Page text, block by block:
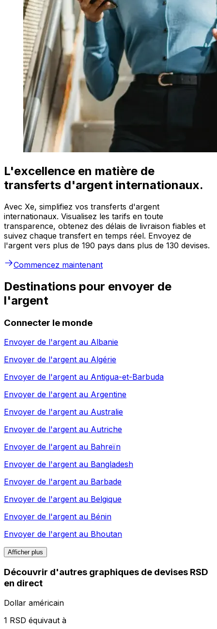
L'excellence en matière de
transferts d'argent internationaux.
Avec Xe, simplifiez vos transferts d'argent
internationaux. Visualisez les tarifs en toute
transparence, obtenez des délais de livraison fiables et
suivez chaque transfert en temps réel. Envoyez de
l'argent vers plus de 190 pays dans plus de 130 devises.
Commencez maintenant
Destinations pour envoyer de
l'argent
Connecter le monde
Envoyer de l'argent au Albanie
Envoyer de l'argent au Algérie
Envoyer de l'argent au Antigua-et-Barbuda
Envoyer de l'argent au Argentine
Envoyer de l'argent au Australie
Envoyer de l'argent au Autriche
Envoyer de l'argent au Bahreïn
Envoyer de l'argent au Bangladesh
Envoyer de l'argent au Barbade
Envoyer de l'argent au Belgique
Envoyer de l'argent au Bénin
Envoyer de l'argent au Bhoutan
Afficher plus
Découvrir d'autres graphiques de devises RSD
en direct
Dollar américain
1 RSD équivaut à